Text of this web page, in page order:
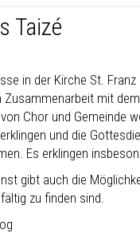
Taizé
in der Kirche St. Franz
Zusammenarbeit mit
Chor und Gemeinde
und die
Es erklingen
gibt auch die
zu finden sind.